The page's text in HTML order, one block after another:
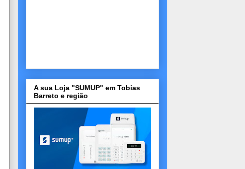
A sua Loja "SUMUP" em Tobias
Barreto e região